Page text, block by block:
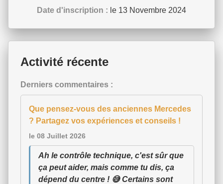
Date d'inscription : le 13 Novembre 2024
Activité récente
Derniers commentaires :
Que pensez-vous des anciennes Mercedes
? Partagez vos expériences et conseils !
le 08 Juillet 2026
Ah le contrôle technique, c'est sûr que
ça peut aider, mais comme tu dis, ça
dépend du centre ! 😅 Certains sont